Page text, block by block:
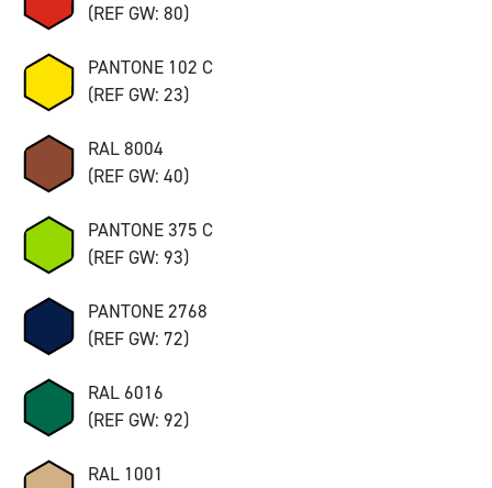
(REF GW: 80)
PANTONE 102 C
(REF GW: 23)
RAL 8004
(REF GW: 40)
PANTONE 375 C
(REF GW: 93)
PANTONE 2768
(REF GW: 72)
RAL 6016
(REF GW: 92)
RAL 1001